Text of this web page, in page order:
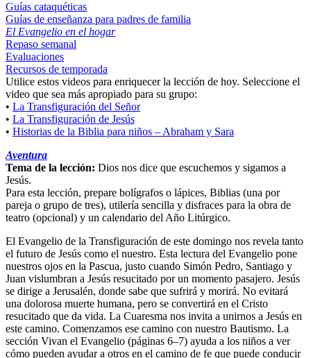
Guías cataquéticas
Guías de enseñanza para padres de familia
El Evangelio en el hogar
Repaso semanal
Evaluaciones
Recursos de temporada
Utilice estos videos para enriquecer la lección de hoy. Seleccione el
video que sea más apropiado para su grupo:
• La Transfiguración del Señor
• La Transfiguración de Jesús
• Historias de la Biblia para niños – Abraham y Sara
Aventura
Tema de la lección: Dios nos dice que escuchemos y sigamos a
Jesús.
Para esta lección, prepare bolígrafos o lápices, Biblias (una por
pareja o grupo de tres), utilería sencilla y disfraces para la obra de
teatro (opcional) y un calendario del Año Litúrgico.
El Evangelio de la Transfiguración de este domingo nos revela tanto
el futuro de Jesús como el nuestro. Esta lectura del Evangelio pone
nuestros ojos en la Pascua, justo cuando Simón Pedro, Santiago y
Juan vislumbran a Jesús resucitado por un momento pasajero. Jesús
se dirige a Jerusalén, donde sabe que sufrirá y morirá. No evitará
una dolorosa muerte humana, pero se convertirá en el Cristo
resucitado que da vida. La Cuaresma nos invita a unirnos a Jesús en
este camino. Comenzamos ese camino con nuestro Bautismo. La
sección Vivan el Evangelio (páginas 6–7) ayuda a los niños a ver
cómo pueden ayudar a otros en el camino de fe que puede conducir